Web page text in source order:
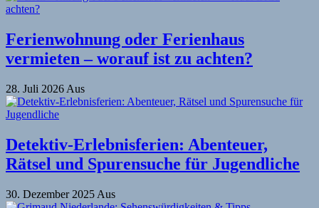
Ferienwohnung oder Ferienhaus
vermieten – worauf ist zu achten?
28. Juli 2026 Aus
Detektiv-Erlebnisferien: Abenteuer,
Rätsel und Spurensuche für Jugendliche
30. Dezember 2025 Aus